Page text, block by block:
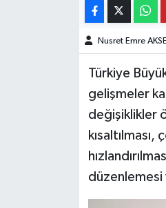
Nusret Emre
Türkiye
gelişmeler
değişiklikler
düzenlemesi